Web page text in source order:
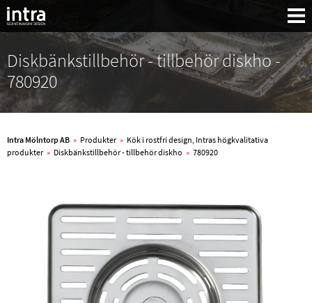
Sök:
Diskbänkstillbehör - tillbehör diskho -
780920
Intra Mölntorp AB » Produkter » Kök i rostfri design, Intras högkvalitativa
produkter » Diskbänkstillbehör - tillbehör diskho » 780920